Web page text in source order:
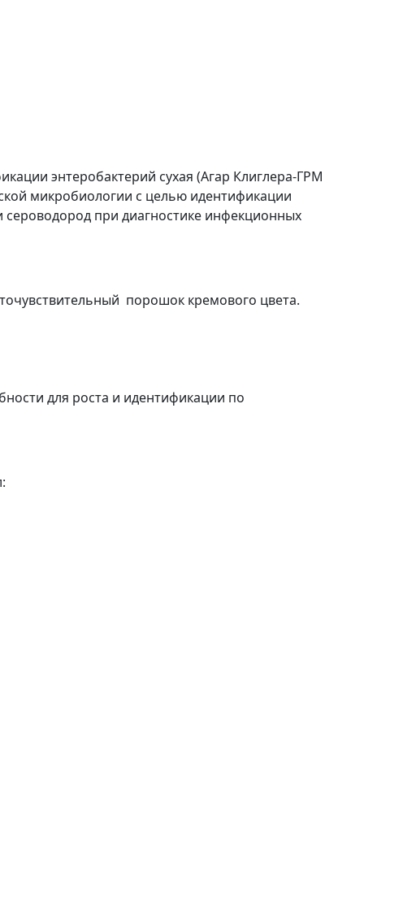
энтеробактерий сухая (Агар Клиглера-ГРМ
микробиологии с целью идентификации
сероводород при диагностике инфекционных
порошок кремового цвета.
для роста и идентификации по